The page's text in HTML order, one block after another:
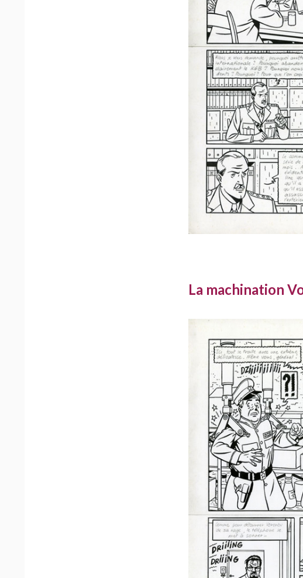
La machination